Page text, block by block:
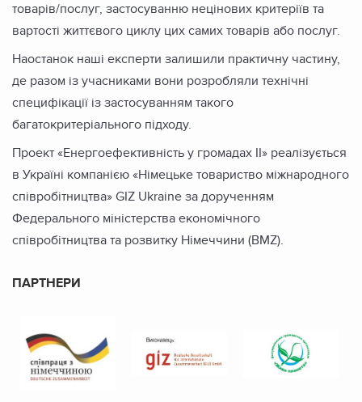
товарів/послуг, застосуванню нецінових критеріїв та
вартості життєвого циклу цих самих товарів або послуг.
Наостанок наші експерти залишили практичну частину,
де разом із учасниками вони розробляли технічні
специфікації із застосуванням такого
багатокритеріального підходу.
Проект «Енергоефективність у громадах ІІ» реалізується
в Україні компанією «Німецьке товариство міжнародного
співробітництва» GIZ Ukraine за дорученням
Федерального міністерства економічного
співробітництва та розвитку Німеччини (BMZ).
ПАРТНЕРИ